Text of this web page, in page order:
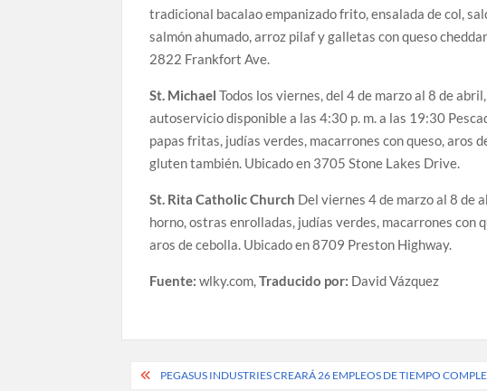
tradicional bacalao empanizado frito, ensalada de col,
salmón ahumado, arroz pilaf y galletas con queso
2822 Frankfort Ave.
St. Michael Todos los viernes, del 4 de marzo al 8 de
autoservicio disponible a las 4:30 p. m. a las 19:30
papas fritas, judías verdes, macarrones con queso, aros
gluten también. Ubicado en 3705 Stone Lakes Drive.
St. Rita Catholic Church Del viernes 4 de marzo al 8 de
horno, ostras enrolladas, judías verdes, macarrones
aros de cebolla. Ubicado en 8709 Preston Highway.
Fuente: wlky.com,Traducido por: David Vázquez
PostPEGASUS INDUSTRIES CREARÁ 26 EMPLEOS DE TIEMPO